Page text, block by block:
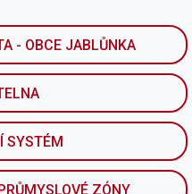
- OBCE JABLŮNKA
SYSTÉM
ZÓNY